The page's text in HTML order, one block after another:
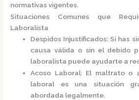
normativas vigentes.
Situaciones Comunes que
Laboralista
Despidos Injustificados: Si has
causa válida o sin el debido
laboralista puede ayudarte a
Acoso Laboral: El maltrato o
laboral es una situación
abordada legalmente.